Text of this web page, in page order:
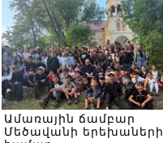
Ամառային ճամբար
Մեծավանի երեխաների